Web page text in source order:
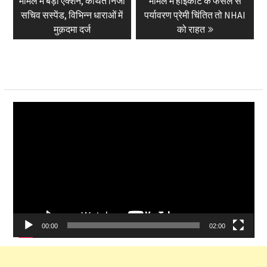
सचिव सस्पेंड, विभिन्न धाराओं में
मुक़दमा दर्ज
पर्यावरण प्रेमी चिंतित तो NHAI
को राहत
00:00 02:00